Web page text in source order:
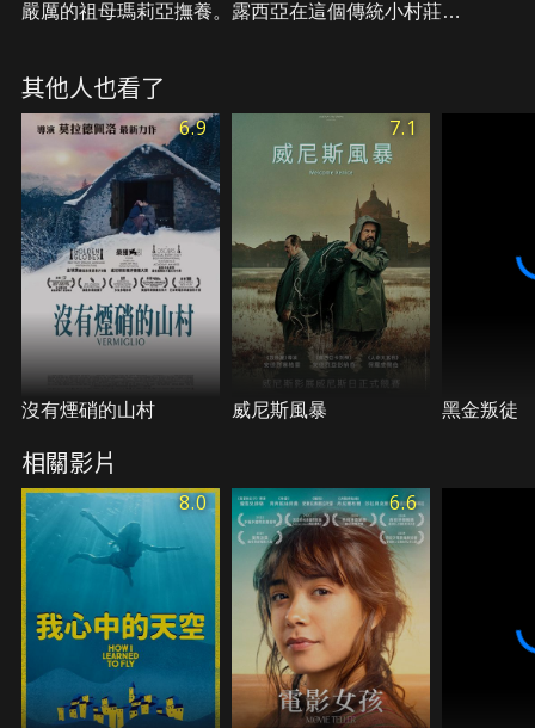
嚴厲的祖母瑪莉亞撫養。露西亞在這個傳統小村莊中
童年天真的家庭秘密，讓她面對成人世界的殘酷現
實。最終，露西亞在祖母的嚴厲外表下，體會到深沉
的愛與關懷，並繼承了祖母的堅韌與尊嚴。
其他人也看了
6.9
沒有煙硝的山村
7.1
威尼斯風暴 黑金叛徒
相關影片
8.0 6.6